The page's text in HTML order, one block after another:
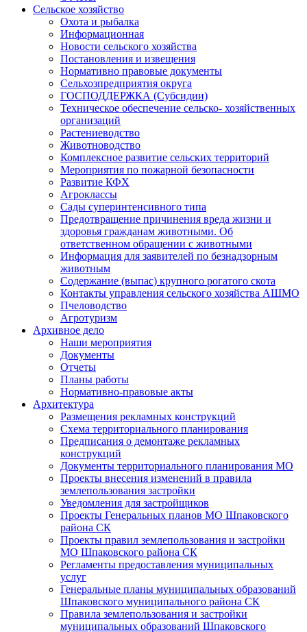
Сельское хозяйство
Охота и рыбалка
Информационная
Новости сельского хозяйства
Постановления и извещения
Нормативно правовые документы
Сельхозпредприятия округа
ГОСПОДДЕРЖКА (Субсидии)
Техническое обеспечение сельско- хозяйственных
организаций
Растениеводство
Животноводство
Комплексное развитие сельских территорий
Мероприятия по пожарной безопасности
Развитие КФХ
Агроклассы
Сады суперинтенсивного типа
Предотвращение причинения вреда жизни и
здоровья гражданам животными. Об
ответственном обращении с животными
Информация для заявителей по безнадзорным
животным
Содержание (выпас) крупного рогатого скота
Контакты управления сельского хозяйства АШМО
Пчеловодство
Агротуризм
Архивное дело
Наши мероприятия
Документы
Отчеты
Планы работы
Нормативно-правовые акты
Архитектура
Размещения рекламных конструкций
Схема территориального планирования
Предписания о демонтаже рекламных
конструкций
Документы территориального планирования МО
Проекты внесения изменений в правила
землепользования застройки
Уведомления для застройщиков
Проекты Генеральных планов МО Шпаковского
района СК
Проекты правил землепользования и застройки
МО Шпаковского района СК
Регламенты предоставления муниципальных
услуг
Генеральные планы муниципальных образований
Шпаковского муниципального района СК
Правила землепользования и застройки
муниципальных образований Шпаковского